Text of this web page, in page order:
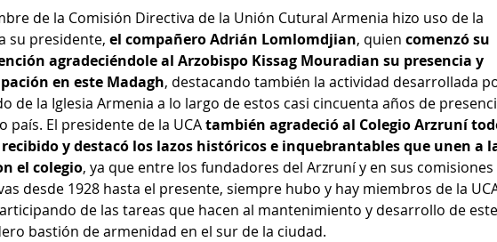
de la Comisión Directiva de la Unión Cutural Armenia hizo uso de la
su presidente, el compañero Adrián Lomlomdjian, quien comenzó su
agradeciéndole al Arzobispo Kissag Mouradian su presencia y
en este Madagh, destacando también la actividad desarrollada
de la Iglesia Armenia a lo largo de estos casi cincuenta años de
país. El presidente de la UCA también agradeció al Colegio Arzruní
y destacó los lazos históricos e inquebrantables que unen a
el colegio, ya que entre los fundadores del Arzruní y en sus comisiones
desde 1928 hasta el presente, siempre hubo y hay miembros de la
de las tareas que hacen al mantenimiento y desarrollo de este
bastión de armenidad en el sur de la ciudad.